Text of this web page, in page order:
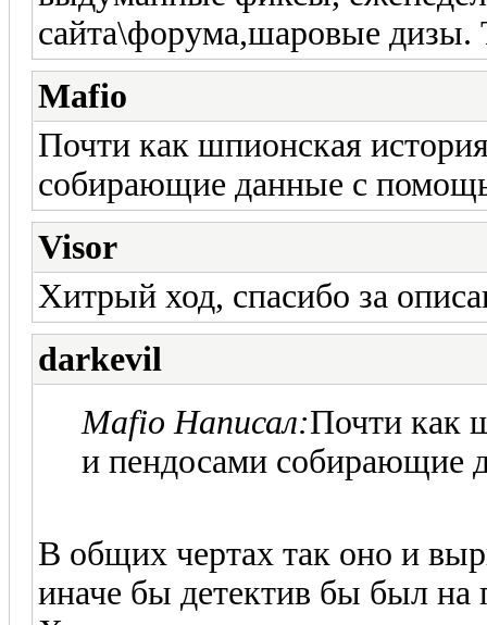
сайта\форума,шаровые дизы.
Mafio
Почти как шпионская
собирающие данные с
Visor
Хитрый ход, спасибо за
darkevil
Mafio Написал:Почти как
и пендосами собирающие
В общих чертах так оно и
иначе бы детектив бы был на